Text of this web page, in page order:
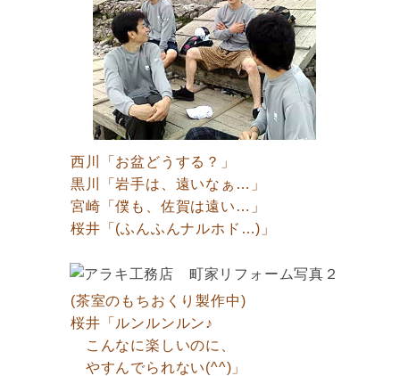
西川「お盆どうする？」
黒川「岩手は、遠いなぁ…」
宮崎「僕も、佐賀は遠い…」
桜井「(ふんふんナルホド…)」
(茶室のもちおくり製作中)
桜井「ルンルンルン♪
こんなに楽しいのに、
やすんでられない(^^)」